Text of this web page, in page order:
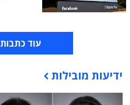
עוד כתבות
תוכן פרסומי
ידיעות מובילות